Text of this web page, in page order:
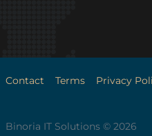
Privacy
Terms
Contact
2026 © Binoria IT Solutions